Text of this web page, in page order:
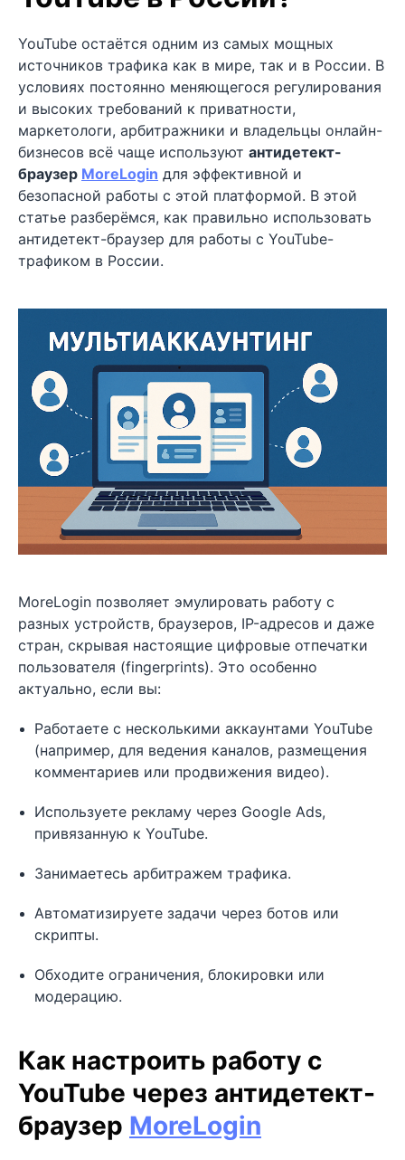
YouTube остаётся одним из самых мощных
источников трафика как в мире, так и в России. В
условиях постоянно меняющегося регулирования
и высоких требований к приватности,
маркетологи, арбитражники и владельцы онлайн-
бизнесов всё чаще используют антидетект-
браузер MoreLogin для эффективной и
безопасной работы с этой платформой. В этой
статье разберёмся, как правильно использовать
антидетект-браузер для работы с YouTube-
трафиком в России.
MoreLogin позволяет эмулировать работу с
разных устройств, браузеров, IP-адресов и даже
стран, скрывая настоящие цифровые отпечатки
пользователя (fingerprints). Это особенно
актуально, если вы:
Работаете с несколькими аккаунтами YouTube
(например, для ведения каналов, размещения
комментариев или продвижения видео).
Используете рекламу через Google Ads,
привязанную к YouTube.
Занимаетесь арбитражем трафика.
Автоматизируете задачи через ботов или
скрипты.
Обходите ограничения, блокировки или
модерацию.
Как настроить работу с
YouTube через антидетект-
браузер MoreLogin